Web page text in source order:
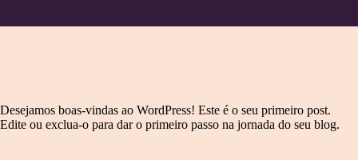
Desejamos boas-vindas ao WordPress! Este é o seu primeiro post.
Edite ou exclua-o para dar o primeiro passo na jornada do seu blog.